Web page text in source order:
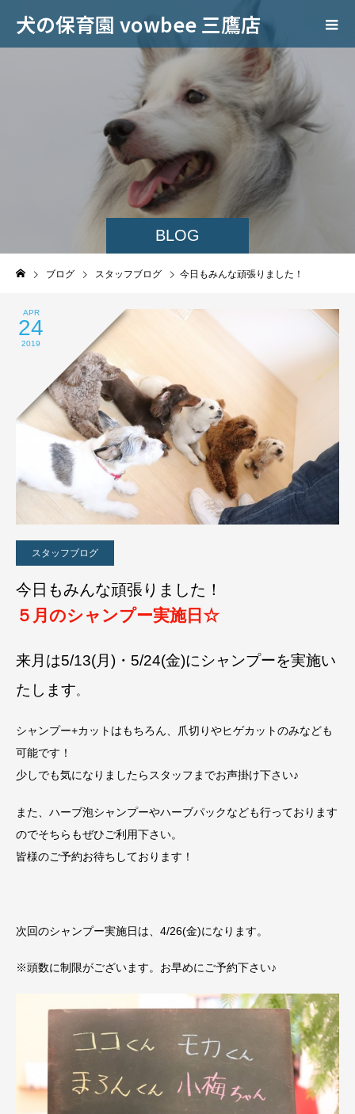
犬の保育園 vowbee 三鷹店
BLOG
ブログ スタッフブログ 今日もみんな頑張りました！
APR
24
2019
スタッフブログ
今日もみんな頑張りました！
５ 月のシャンプー実施日☆
来月は5/13(月)・5/24(金)にシャンプーを実施い
たします。
シャンプー+カットはもちろん、爪切りやヒゲカットのみなども
可能です！
少しでも気になりましたらスタッフまでお声掛け下さい♪
また、ハーブ泡シャンプーやハーブパックなども行っております
のでそちらもぜひご利用下さい。
皆様のご予約お待ちしております！
次回のシャンプー実施日は、4/26(金)になります。
※頭数に制限がございます。お早めにご予約下さい♪